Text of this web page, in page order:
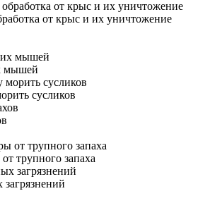
от крыс и их уничтожение
мышей
сусликов
трупного запаха